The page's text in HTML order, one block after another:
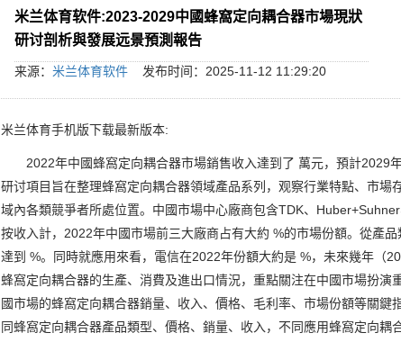
米兰体育软件:2023-2029中國蜂窩定向耦合器市場現狀
研讨剖析與發展远景預測報告
来源： 米兰体育软件发布时间：2025-11-12 11:29:20
米兰体育手机版下载最新版本:
2022年中國蜂窩定向耦合器市場銷售收入達到了 萬元，預計2029
研讨項目旨在整理蜂窩定向耦合器領域產品系列，观察行業特點、市
域內各類競爭者所處位置。中國市場中心廠商包含TDK、
按收入計，2022年中國市場前三大廠商占有大約 %的市場份額。從產
達到 %。同時就應用來看，電信在2022年份額大約是 %，未來幾年（
蜂窩定向耦合器的生產、消費及進出口情況，重點關注在中國市場扮
國市場的蜂窩定向耦合器銷量、收入、價格、毛利率、市場份額等關
同蜂窩定向耦合器產品類型、價格、銷量、收入，不同應用蜂窩定向